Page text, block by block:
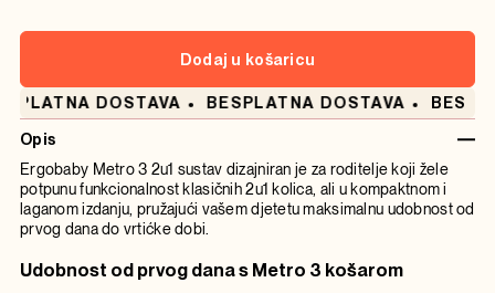
Dodaj u košaricu
DOSTAVA BESPLATNA DOSTAVA
Opis
Ergobaby Metro 3 2u1 sustav dizajniran je za roditelje koji žele
potpunu funkcionalnost klasičnih 2u1 kolica, ali u kompaktnom i
laganom izdanju, pružajući vašem djetetu maksimalnu udobnost od
prvog dana do vrtićke dobi.
Udobnost od prvog dana s Metro 3 košarom